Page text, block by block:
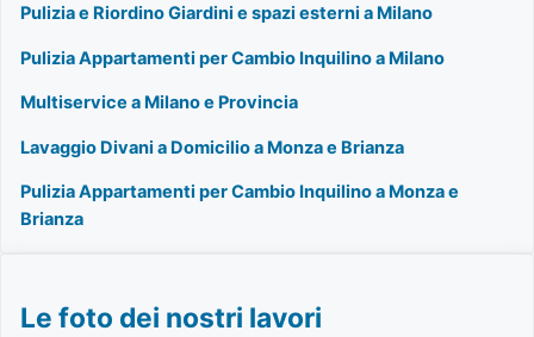
Pulizia e Riordino Giardini e spazi esterni a Milano
Pulizia Appartamenti per Cambio Inquilino a Milano
Multiservice a Milano e Provincia
Lavaggio Divani a Domicilio a Monza e Brianza
Pulizia Appartamenti per Cambio Inquilino a Monza e
Brianza
Le foto dei nostri lavori